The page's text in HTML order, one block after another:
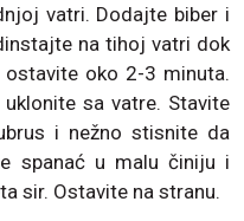
vatri. Dodajte biber i
na tihoj vatri dok
oko 2-3 minuta.
sa vatre. Stavite
i nežno stisnite da
spanać u malu činiju i
sir. Ostavite na stranu.